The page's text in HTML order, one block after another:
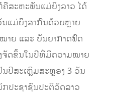
ສະຫະພັນແມ່ຍິງລາວ ໄດ້
ແມ່ຍິງສາກົນດ້ວຍຫຼາຍ
າຍ ແລະ ບັນຍາກາດຟົດ
ຈັດຂຶ້ນໃນປີທີ່ມີຄວາມໝາຍ
ນປີສະເຫຼີມສະຫຼອງ 3 ວັນ
ປະຊາຊົນປະຕິວັດລາວ